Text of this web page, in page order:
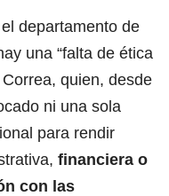
departamento de
una “falta de ética
quien, desde
ni una sola
para rendir
financiera o
con las